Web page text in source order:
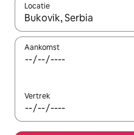
Locatie
Wanneer er resultaten
Aankomst
Vertrek